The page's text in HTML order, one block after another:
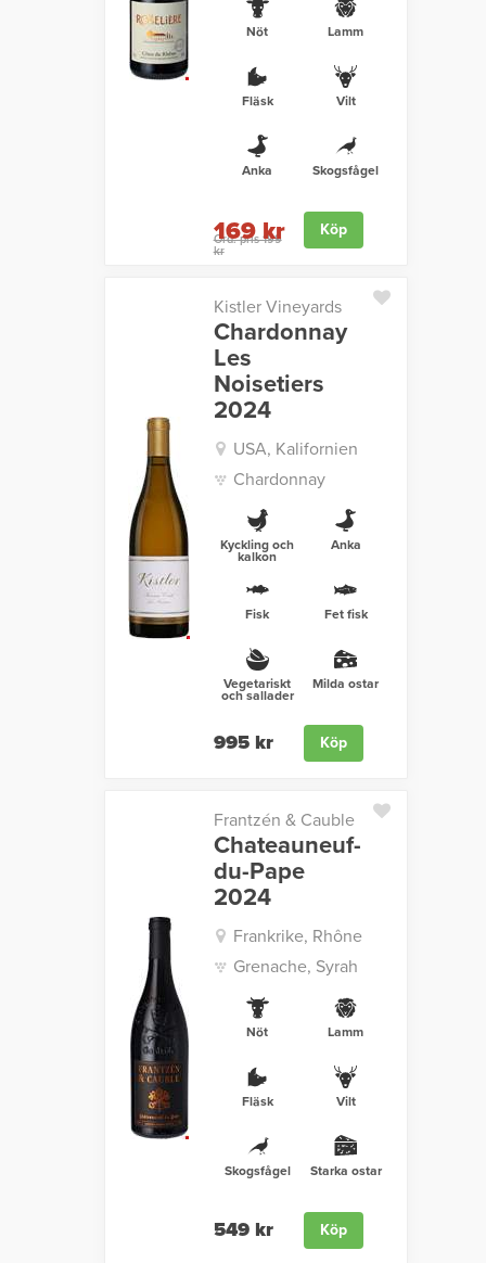
Nöt Lamm
Fläsk Vilt
Anka Skogsfågel
Ord. pris 199
kr
169 kr Köp
Kistler Vineyards
Chardonnay
Les
Noisetiers
2024
USA, Kalifornien
Chardonnay
Kyckling och
kalkon
Anka
Fisk Fet fisk
Vegetariskt
och sallader
Milda ostar
995 kr Köp
Frantzén & Cauble
Chateauneuf-
du-Pape
2024
Frankrike, Rhône
Grenache, Syrah
Nöt Lamm
Fläsk Vilt
Skogsfågel Starka ostar
549 kr Köp